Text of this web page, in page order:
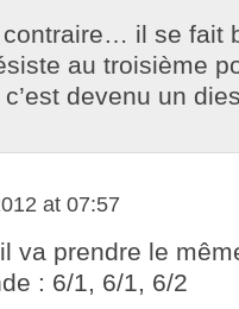
il se fait
au troisième
devenu un
at 07:57
va prendre le
: 6/1, 6/1, 6/2